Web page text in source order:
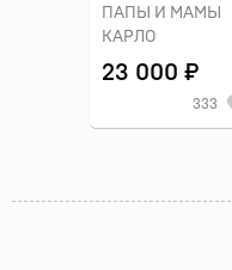
ПАПЫ И МАМЫ
КАРЛО
23 000 ₽
333